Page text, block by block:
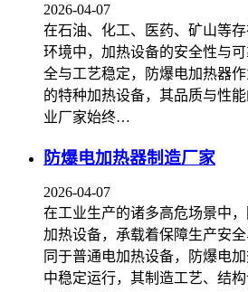
2026-04-07
在石油、化工、医药、矿山等
环境中，加热设备的安全性与
全与工艺稳定，防爆电加热器
的特种加热设备，其品质与性
业厂家始终…
防爆电加热器制造厂家
2026-04-07
在工业生产的诸多高危场景中
加热设备，承载着保障生产安
同于普通电加热设备，防爆电
中稳定运行，其制造工艺、结